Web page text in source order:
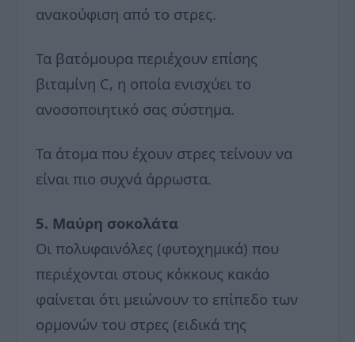
ανακούφιση από το στρες.
Τα βατόμουρα περιέχουν επίσης
βιταμίνη C, η οποία ενισχύει το
ανοσοποιητικό σας σύστημα.
Τα άτομα που έχουν στρες τείνουν να
είναι πιο συχνά άρρωστα.
5. Μαύρη σοκολάτα
Οι πολυφαινόλες (φυτοχημικά) που
περιέχονται στους κόκκους κακάο
φαίνεται ότι μειώνουν το επίπεδο των
ορμονών του στρες (ειδικά της